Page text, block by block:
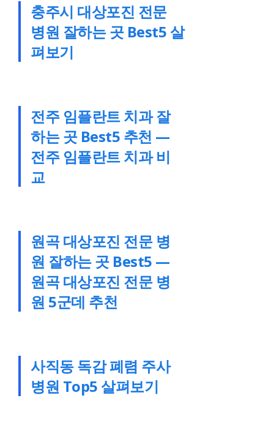
충주시 대상포진 전문
병원 잘하는 곳 Best5 살
펴보기
전주 임플란트 치과 잘
하는 곳 Best5 추천 —
전주 임플란트 치과 비
교
원곡 대상포진 전문 병
원 잘하는 곳 Best5 —
원곡 대상포진 전문 병
원 5군데 추천
사직동 독감 폐렴 주사
병원 Top5 살펴보기